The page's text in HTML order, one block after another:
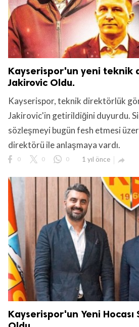
Kayserispor'un yeni teknik
Jakirovic Oldu.
Kayserispor, teknik direktörlük
Jakirovic'in getirildiğini duyurdu.
sözleşmeyi bugün fesh etmesi
direktörü ile anlaşmaya vardı.
0 0 0 1 yıl önce 
Kayserispor'un Yeni Hocası